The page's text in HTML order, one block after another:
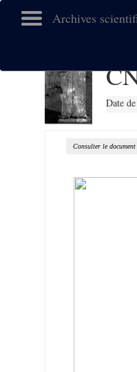
Archives
Date
Consulter le document